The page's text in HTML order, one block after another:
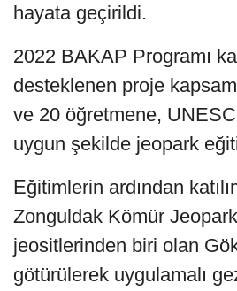
hayata geçirildi.
2022 BAKAP Programı
desteklenen proje
ve 20 öğretmene,
uygun şekilde jeopark
Eğitimlerin ardından
Zonguldak Kömür
jeositlerinden biri olan
götürülerek uygulamalı